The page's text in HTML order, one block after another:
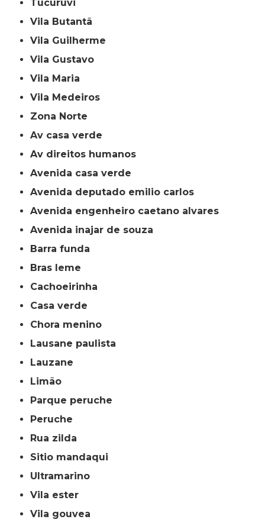
Tucuruvi
Vila Butantã
Vila Guilherme
Vila Gustavo
Vila Maria
Vila Medeiros
Zona Norte
av casa verde
av direitos humanos
avenida casa verde
avenida deputado emilio carlos
avenida engenheiro caetano alvares
avenida inajar de souza
barra funda
bras leme
cachoeirinha
casa verde
chora menino
lausane paulista
lauzane
limão
parque peruche
peruche
rua zilda
sitio mandaqui
ultramarino
vila ester
vila gouvea